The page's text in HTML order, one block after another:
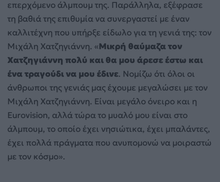
επερχόμενο άλμπουμ της. Παράλληλα, εξέφρασε
τη βαθιά της επιθυμία να συνεργαστεί με έναν
καλλιτέχνη που υπήρξε είδωλο για τη γενιά της: τον
Μιχάλη Χατζηγιάννη. «Μικρή θαύμαζα τον
Χατζηγιάννη πολύ και θα μου άρεσε έστω και
ένα τραγούδι να μου έδινε. Νομίζω ότι όλοι οι
άνθρωποι της γενιάς μας έχουμε μεγαλώσει με τον
Μιχάλη Χατζηγιάννη. Είναι μεγάλο όνειρο και η
Eurovision, αλλά τώρα το μυαλό μου είναι στο
άλμπουμ, το οποίο έχει νησιώτικα, έχει μπαλάντες,
έχει πολλά πράγματα που ανυπομονώ να μοιραστώ
με τον κόσμο».